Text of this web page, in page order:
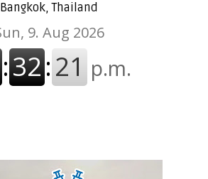
Bangkok, Thailand